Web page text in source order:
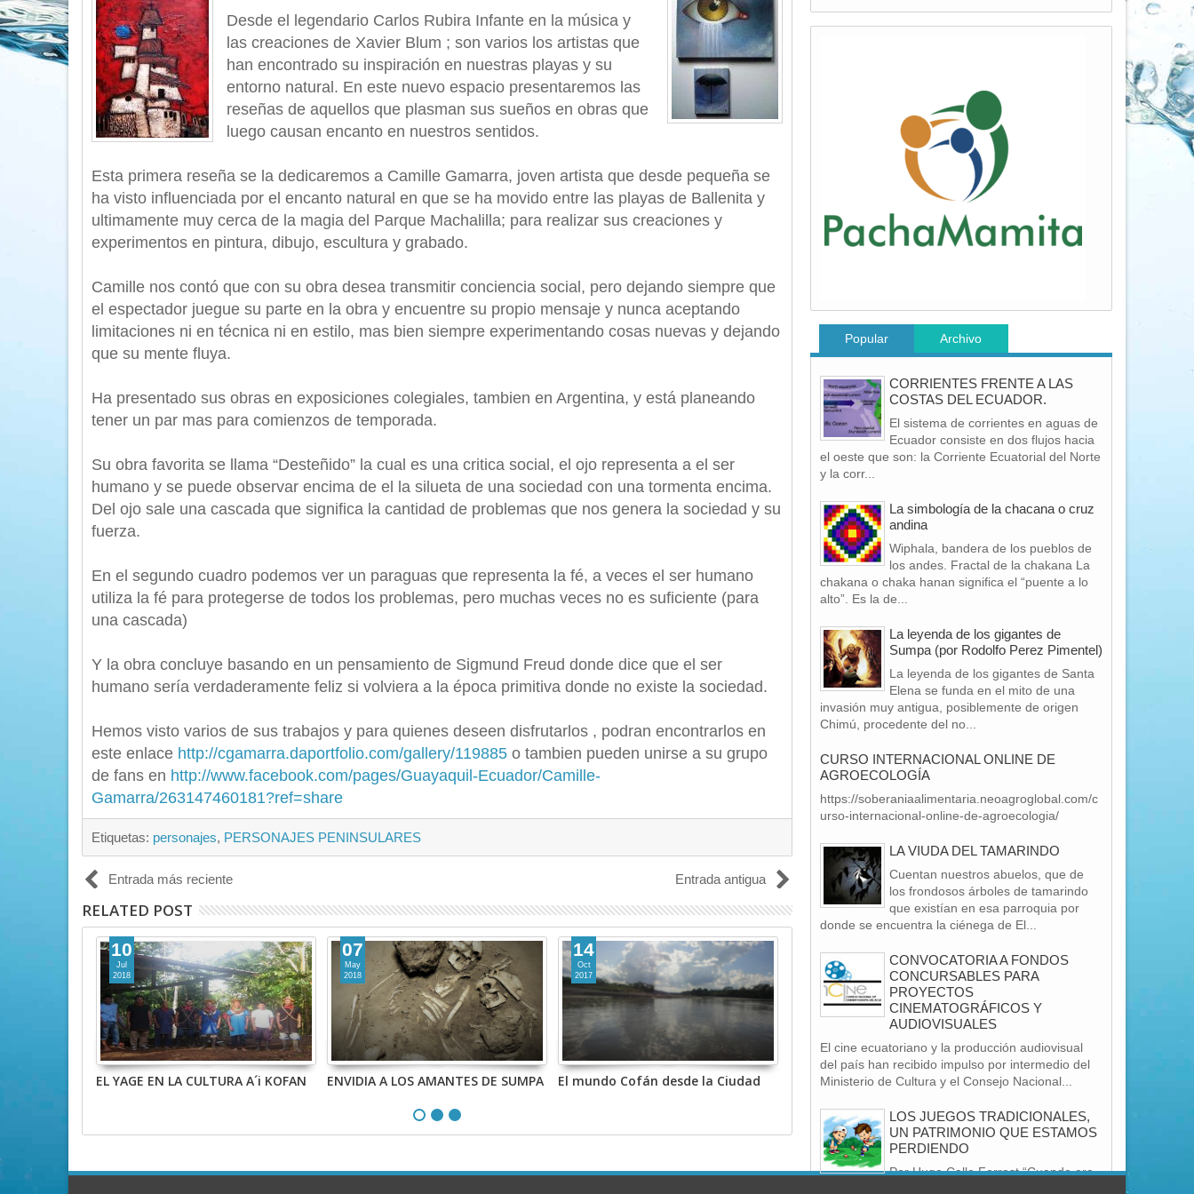
Desde el legendario Carlos Rubira Infante en la música y
las creaciones de Xavier Blum ; son varios los artistas que
han encontrado su inspiración en nuestras playas y su
entorno natural. En este nuevo espacio presentaremos las
reseñas de aquellos que plasman sus sueños en obras que
luego causan encanto en nuestros sentidos.
Esta primera reseña se la dedicaremos a Camille Gamarra, joven artista que desde pequeña se
ha visto influenciada por el encanto natural en que se ha movido entre las playas de Ballenita y
ultimamente muy cerca de la magia del Parque Machalilla; para realizar sus creaciones y
experimentos en pintura, dibujo, escultura y grabado.
Camille nos contó que con su obra desea transmitir conciencia social, pero dejando siempre que
el espectador juegue su parte en la obra y encuentre su propio mensaje y nunca aceptando
limitaciones ni en técnica ni en estilo, mas bien siempre experimentando cosas nuevas y dejando
que su mente fluya.
Ha presentado sus obras en exposiciones colegiales, tambien en Argentina, y está planeando
tener un par mas para comienzos de temporada.
Su obra favorita se llama “Desteñido” la cual es una critica social, el ojo representa a el ser
humano y se puede observar encima de el la silueta de una sociedad con una tormenta encima.
Del ojo sale una cascada que significa la cantidad de problemas que nos genera la sociedad y su
fuerza.
En el segundo cuadro podemos ver un paraguas que representa la fé, a veces el ser humano
utiliza la fé para protegerse de todos los problemas, pero muchas veces no es suficiente (para
una cascada)
Y la obra concluye basando en un pensamiento de Sigmund Freud donde dice que el ser
humano sería verdaderamente feliz si volviera a la época primitiva donde no existe la sociedad.
Hemos visto varios de sus trabajos y para quienes deseen disfrutarlos , podran encontrarlos en
este enlace http://cgamarra.daportfolio.com/gallery/119885 o tambien pueden unirse a su grupo
de fans en http://www.facebook.com/pages/Guayaquil-Ecuador/Camille-
Gamarra/263147460181?ref=share
Etiquetas: personajes, PERSONAJES PENINSULARES
Entrada más reciente Entrada antigua
RELATED POST
10
Jul
2018
EL YAGE EN LA CULTURA A´i KOFAN
07
May
2018
ENVIDIA A LOS AMANTES DE SUMPA
14
Oct
2017
El mundo Cofán desde la Ciudad
14
LOS COFANES Y LA HISTORIA DEL
Oct
2016
Preparaciòn tradicional de
Popular Archivo
CORRIENTES FRENTE A LAS
COSTAS DEL ECUADOR.
El sistema de corrientes en aguas de
Ecuador consiste en dos flujos hacia
el oeste que son: la Corriente Ecuatorial del Norte
y la corr...
La simbología de la chacana o cruz
andina
Wiphala, bandera de los pueblos de
los andes. Fractal de la chakana La
chakana o chaka hanan significa el “puente a lo
alto”. Es la de...
La leyenda de los gigantes de
Sumpa (por Rodolfo Perez Pimentel)
La leyenda de los gigantes de Santa
Elena se funda en el mito de una
invasión muy antigua, posiblemente de origen
Chimú, procedente del no...
CURSO INTERNACIONAL ONLINE DE
AGROECOLOGÍA
https://soberaniaalimentaria.neoagroglobal.com/c
urso-internacional-online-de-agroecologia/
LA VIUDA DEL TAMARINDO
Cuentan nuestros abuelos, que de
los frondosos árboles de tamarindo
que existían en esa parroquia por
donde se encuentra la ciénega de El...
CONVOCATORIA A FONDOS
CONCURSABLES PARA
PROYECTOS
CINEMATOGRÁFICOS Y
AUDIOVISUALES
El cine ecuatoriano y la producción audiovisual
del país han recibido impulso por intermedio del
Ministerio de Cultura y el Consejo Nacional...
LOS JUEGOS TRADICIONALES,
UN PATRIMONIO QUE ESTAMOS
PERDIENDO
Por Hugo Calle Forrest “Cuando era